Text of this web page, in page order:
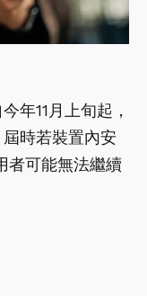
年11月上旬起，
時若裝置內安
者可能無法繼續